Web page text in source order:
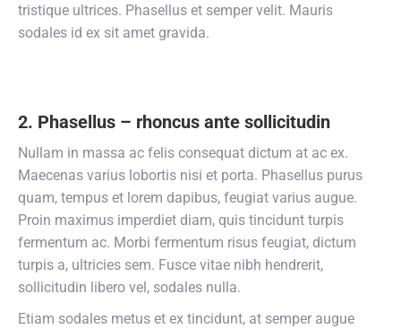
tristique ultrices. Phasellus et semper velit. Mauris
sodales id ex sit amet gravida.
2. Phasellus – rhoncus ante sollicitudin
Nullam in massa ac felis consequat dictum at ac ex.
Maecenas varius lobortis nisi et porta. Phasellus purus
quam, tempus et lorem dapibus, feugiat varius augue.
Proin maximus imperdiet diam, quis tincidunt turpis
fermentum ac. Morbi fermentum risus feugiat, dictum
turpis a, ultricies sem. Fusce vitae nibh hendrerit,
sollicitudin libero vel, sodales nulla.
Etiam sodales metus et ex tincidunt, at semper augue